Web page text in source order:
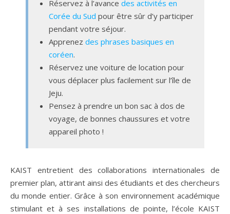
Réservez à l’avance des activités en
Corée du Sud pour être sûr d’y participer
pendant votre séjour.
Apprenez des phrases basiques en
coréen.
Réservez une voiture de location pour
vous déplacer plus facilement sur l’île de
Jeju.
Pensez à prendre un bon sac à dos de
voyage, de bonnes chaussures et votre
appareil photo !
KAIST entretient des collaborations internationales de
premier plan, attirant ainsi des étudiants et des chercheurs
du monde entier. Grâce à son environnement académique
stimulant et à ses installations de pointe, l’école KAIST